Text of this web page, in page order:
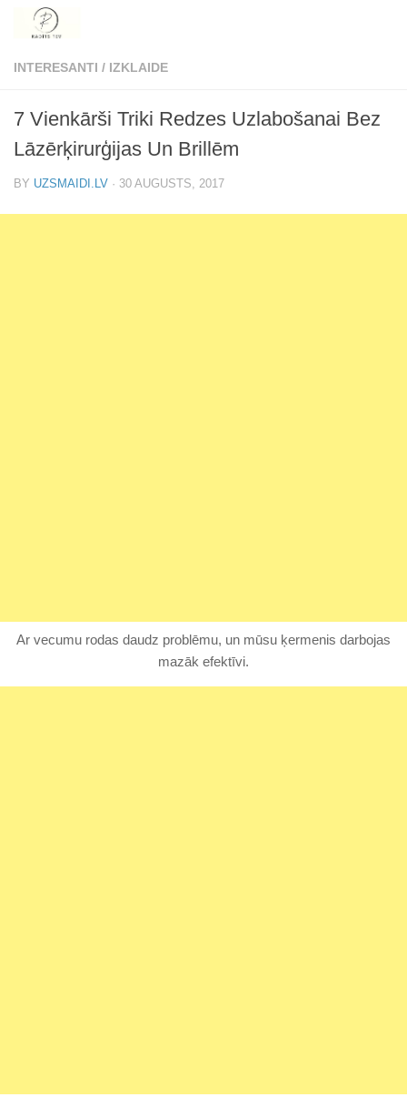
Skip to content
INTERESANTI / IZKLAIDE
7 Vienkārši Triki Redzes Uzlabošanai Bez
Lāzērķirurģijas Un Brillēm
BY UZSMAIDI.LV · 30 AUGUSTS, 2017
Ar vecumu rodas daudz problēmu, un mūsu ķermenis darbojas
mazāk efektīvi.